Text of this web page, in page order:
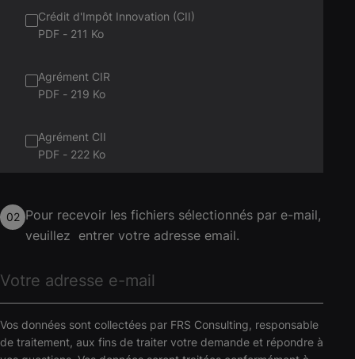
Crédit d'Impôt Innovation (CII)
PDF - 211 Ko
Agrément CIR
PDF - 219 Ko
Agrément CII
PDF - 222 Ko
PDF - 278 Ko
PDF - 214 Ko
CICo
228 Ko
02 Pour recevoir les fichiers sélectionnés par e-mail,
veuillez entrer votre adresse email.
Vos données sont collectées par FRS Consulting, responsable
de traitement, aux fins de traiter votre demande et répondre à